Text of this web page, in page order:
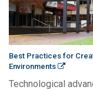
Best Practices for
Environments
Technological